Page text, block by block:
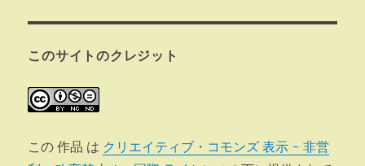
このサイトのクレジット
この 作品 は クリエイティブ・コモンズ 表示 - 非営